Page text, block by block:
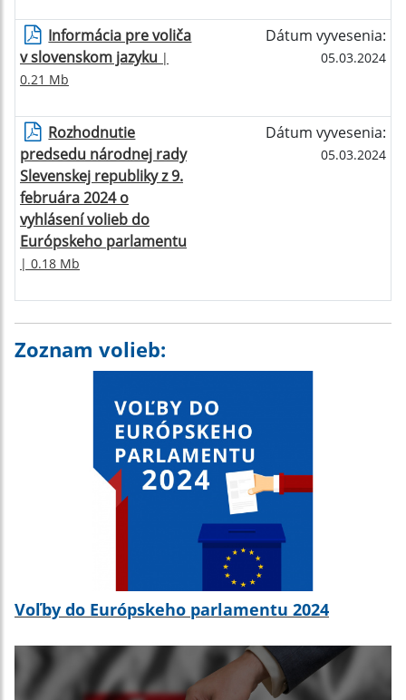
Informácia pre voliča
v slovenskom jazyku |
0.21 Mb
Dátum vyvesenia:
05.03.2024
Rozhodnutie
predsedu národnej rady
Slevenskej republiky z 9.
februára 2024 o
vyhlásení volieb do
Európskeho parlamentu
| 0.18 Mb
Dátum vyvesenia:
05.03.2024
Zoznam volieb:
Voľby do Európskeho parlamentu 2024